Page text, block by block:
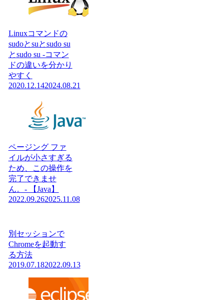
Linuxコマンドの
sudoとsuとsudo su
とsudo su -コマン
ドの違いを分かり
やすく
2020.12.142024.08.21
ページング ファ
イルが小さすぎる
ため、この操作を
完了できませ
ん。- 【Java】
2022.09.262025.11.08
別セッションで
Chromeを起動す
る方法
2019.07.182022.09.13